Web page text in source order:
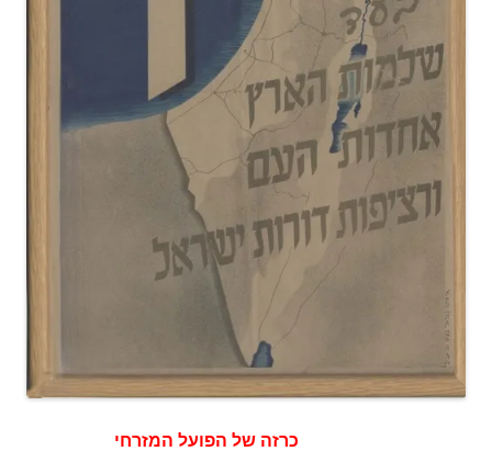
כרזה של הפועל המזרחי